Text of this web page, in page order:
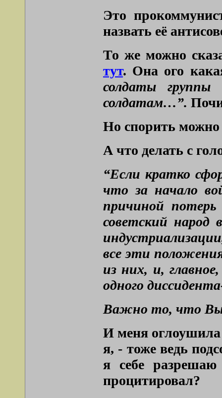
Это
назвать её
То же можно
тут. Она ого
солдаты
солдатам…”.
Но спорить можно
А что делать с
“Если кратко
что за начало
причиной
советский народ
все эти
из них, и,
одного
Важно то, что
И меня оглоушила
я, - тоже ведь
я себе
процитировал?